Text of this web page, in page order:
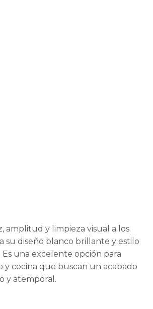
amplitud y limpieza visual a los
su diseño blanco brillante y estilo
una excelente opción para
y cocina que buscan un acabado
y atemporal.